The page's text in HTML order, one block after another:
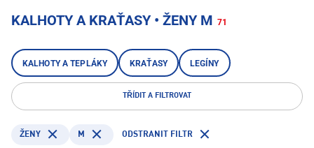
KALHOTY A KRAŤASY • ŽENY M 71
KALHOTY A TEPLÁKY KRAŤASY LEGÍNY
TŘÍDIT A FILTROVAT
ŽENY M ODSTRANIT FILTR